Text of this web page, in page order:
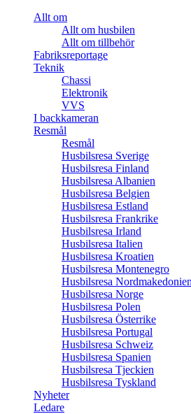
Allt om
Allt om husbilen
Allt om tillbehör
Fabriksreportage
Teknik
Chassi
Elektronik
VVS
I backkameran
Resmål
Resmål
Husbilsresa Sverige
Husbilsresa Finland
Husbilsresa Albanien
Husbilsresa Belgien
Husbilsresa Estland
Husbilsresa Frankrike
Husbilsresa Irland
Husbilsresa Italien
Husbilsresa Kroatien
Husbilsresa Montenegro
Husbilsresa Nordmakedonien
Husbilsresa Norge
Husbilsresa Polen
Husbilsresa Österrike
Husbilsresa Portugal
Husbilsresa Schweiz
Husbilsresa Spanien
Husbilsresa Tjeckien
Husbilsresa Tyskland
Nyheter
Ledare